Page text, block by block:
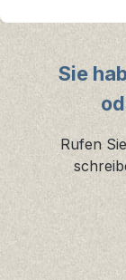
Sie
Rufen